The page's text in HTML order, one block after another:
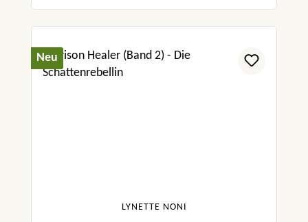
Neu
LYNETTE NONI